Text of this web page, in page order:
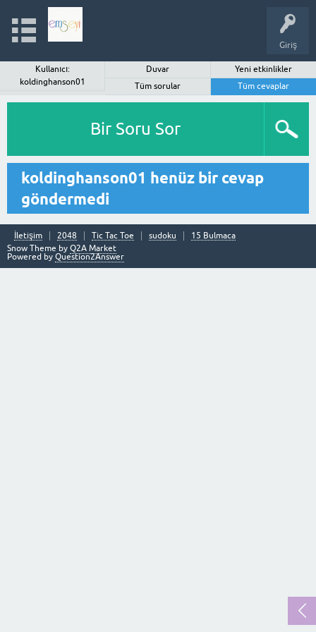
Giriş
Kullanıcı:
koldinghanson01
Duvar
Yeni etkinlikler
Tüm sorular
Tüm cevaplar
Bir Soru Sor
koldinghanson01 henüz bir cevap
göndermedi
İletişim 2048 Tic Tac Toe sudoku
15 Bulmaca
Snow Theme by Q2A Market
Powered by Question2Answer